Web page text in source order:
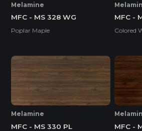
Melamine
MFC - MS 328 WG
Poplar Maple
MFC -
Colored
Melamine
MFC - MS 330 PL MFC -